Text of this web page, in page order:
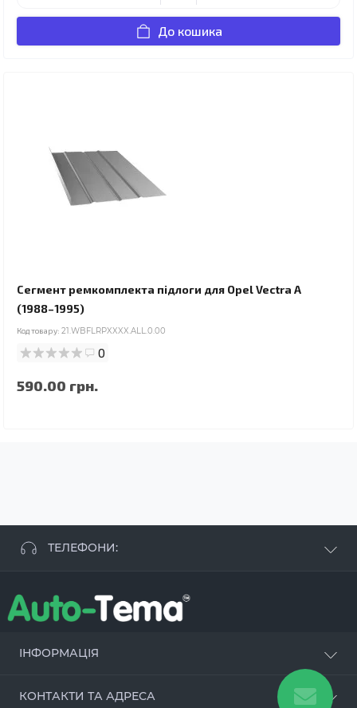
До кошика
Сегмент ремкомплекта підлоги для Opel Vectra A
(1988–1995)
Код товару: 21.WBFLRPXXXX.ALL.0.00
0
590.00 грн.
ТЕЛЕФОНИ:
+38 096 250 84 38
+38 099 657 61 50
ІНФОРМАЦІЯ
КОНТАКТИ ТА АДРЕСА